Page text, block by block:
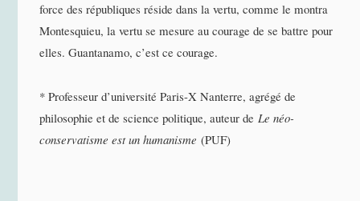
force des républiques réside dans la vertu, comme le montra
Montesquieu, la vertu se mesure au courage de se battre pour
elles. Guantanamo, c’est ce courage.
* Professeur d’université Paris-X Nanterre, agrégé de
philosophie et de science politique, auteur de Le néo-
conservatisme est un humanisme(PUF)